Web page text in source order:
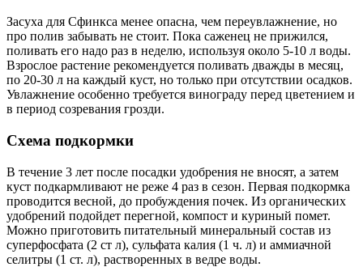
Засуха для Сфинкса менее опасна, чем переувлажнение, но
про полив забывать не стоит. Пока саженец не прижился,
поливать его надо раз в неделю, используя около 5-10 л воды.
Взрослое растение рекомендуется поливать дважды в месяц,
по 20-30 л на каждый куст, но только при отсутствии осадков.
Увлажнение особенно требуется винограду перед цветением и
в период созревания грозди.
Схема подкормки
В течение 3 лет после посадки удобрения не вносят, а затем
куст подкармливают не реже 4 раз в сезон. Первая подкормка
проводится весной, до пробуждения почек. Из органических
удобрений подойдет перегной, компост и куриный помет.
Можно приготовить питательный минеральный состав из
суперфосфата (2 ст л), сульфата калия (1 ч. л) и аммиачной
селитры (1 ст. л), растворенных в ведре воды.